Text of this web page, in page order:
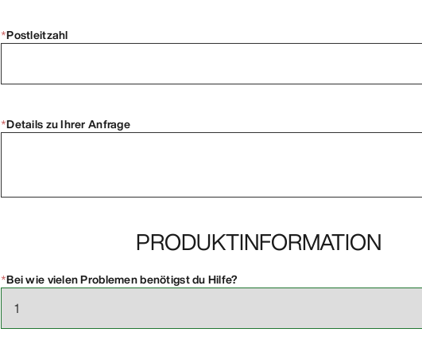
*Postleitzahl
*Details zu Ihrer Anfrage
PRODUKTINFORMATION
*Bei wie vielen Problemen benötigst du Hilfe?